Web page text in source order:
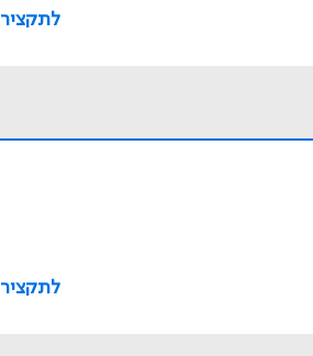
לתקציר
לתקציר